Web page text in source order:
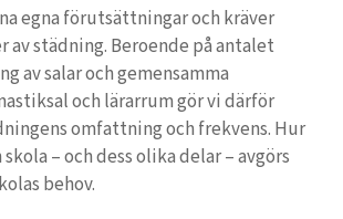
egna förutsättningar och kräver
av städning. Beroende på antalet
av salar och gemensamma
och lärarrum gör vi därför
omfattning och frekvens. Hur
– och dess olika delar – avgörs
behov.